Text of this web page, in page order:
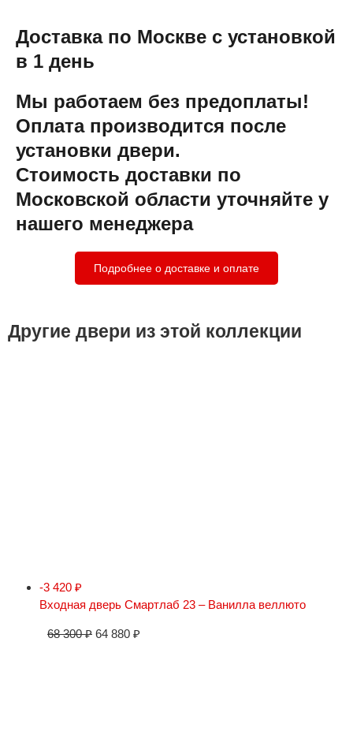
Доставка по Москве с установкой
в 1 день
Мы работаем без предоплаты!
Оплата производится после
установки двери.
Стоимость доставки по
Московской области уточняйте у
нашего менеджера
Подробнее о доставке и оплате
Другие двери из этой коллекции
-3 420 ₽
Входная дверь Смартлаб 23 – Ванилла веллюто
68 300₽ 64 880 ₽